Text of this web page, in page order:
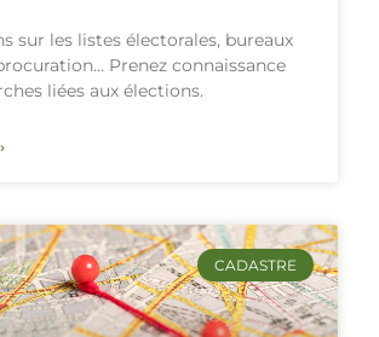
sur les listes électorales, bureaux
Prenez connaissance
liées aux élections.
CADASTRE